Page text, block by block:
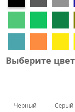
Выберите
Черный Серый